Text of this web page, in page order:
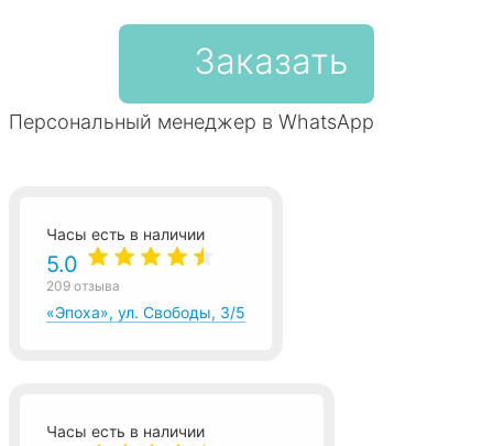
Заказать
Персональный менеджер в WhatsApp
Часы есть в наличии
5.0
209 отзыва
«Эпоха», ул. Свободы, 3/5
Часы есть в наличии